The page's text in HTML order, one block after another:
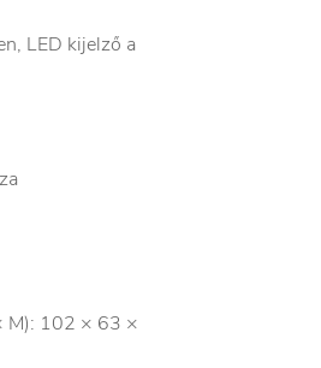
LED kijelző a
M): 102 × 63 ×